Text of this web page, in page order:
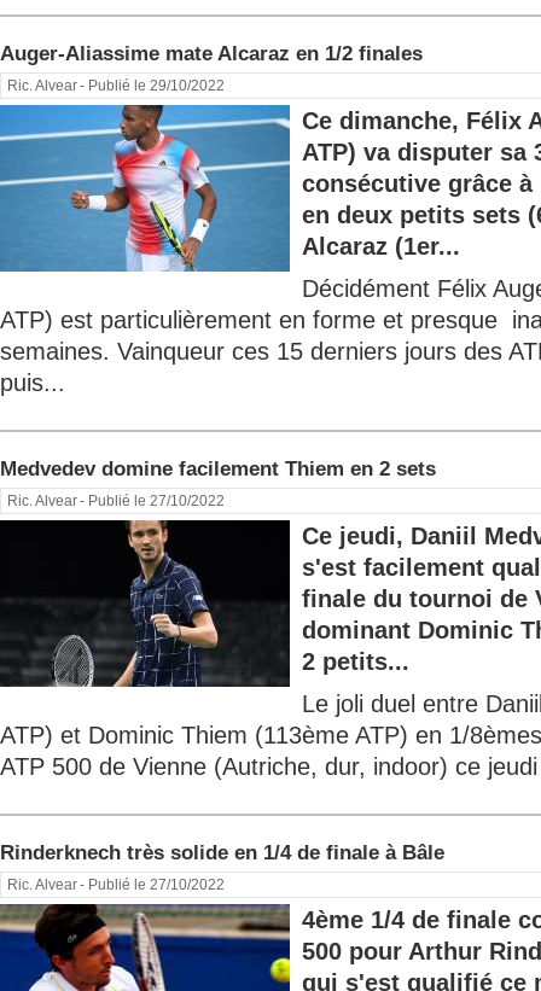
Auger-Aliassime mate Alcaraz en 1/2 finales
Ric. Alvear- Publié le 29/10/2022
Ce dimanche, Félix
ATP) va disputer sa
consécutive grâce
en deux petits sets
Alcaraz (1er...
Décidément Félix
ATP) est particulièrement en forme et presque
semaines. Vainqueur ces 15 derniers jours des
puis...
Medvedev domine facilement Thiem en 2 sets
Ric. Alvear- Publié le 27/10/2022
Ce jeudi, Daniil
s'est facilement
finale du tournoi de
dominant Dominic
2 petits...
Le joli duel entre
ATP) et Dominic Thiem (113ème ATP) en 1/
ATP 500 de Vienne (Autriche, dur, indoor) ce
Rinderknech très solide en 1/4 de finale à Bâle
Ric. Alvear- Publié le 27/10/2022
4ème 1/4 de finale
500 pour Arthur
qui s'est qualifié ce